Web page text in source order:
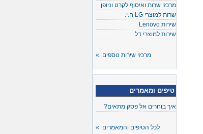
מרכזי שרות ואיסוף לקרט וניופן
שרות למוצרי LG ח.י.
שירות Lenovo
שירות למוצרי דל
מרכזי שירות נוספים »
טיפים ומאמרים
איך בוחרים אל פסק מתאים?
לכל הטיפים והמאמרים »